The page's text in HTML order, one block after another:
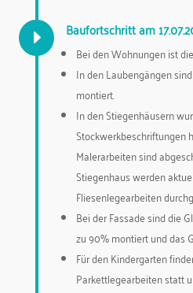
E Baufortschritt am
Bei den Wohnungen ist
In den Laubengängen
montiert.
In den Stiegenhäusern
Stockwerkbeschriftungen
Malerarbeiten sind
Stiegenhaus werden
Fliesenlegearbeiten
Bei der Fassade sind die
zu 90% montiert und das
Für den Kindergarten
Parkettlegearbeiten statt